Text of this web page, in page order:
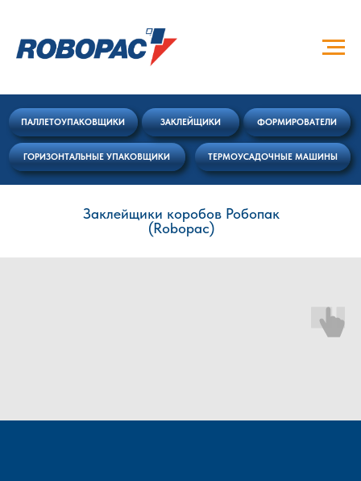
ГОРИЗОНТАЛЬНЫЕ УПАКОВЩИКИ ТЕРМОУСАДОЧНЫЕ МАШИНЫ
Заклейщики коробов Робопак
(Robopac)